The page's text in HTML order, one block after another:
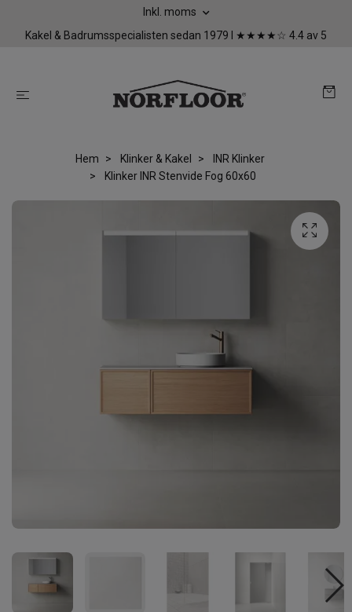
Inkl. moms
Kakel & Badrumsspecialisten sedan 1979 I ★★★★☆ 4.4 av 5
Hem Klinker & Kakel
INR Klinker
Klinker INR Stenvide Fog 60x60